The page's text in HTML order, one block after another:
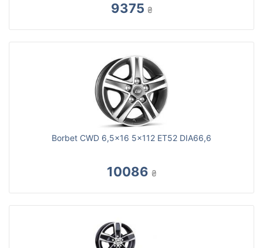
9375 ₴
Borbet CWD 6,5x16 5x112 ET52 DIA66,6
10086 ₴